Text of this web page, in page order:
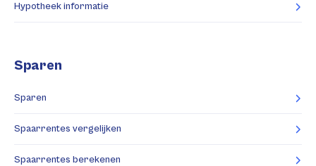
Hypotheek informatie
Sparen
Sparen
Spaarrentes vergelijken
Spaarrentes berekenen